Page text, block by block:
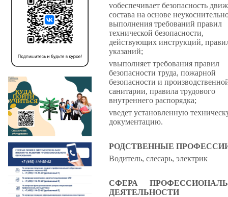
vобеспечивает безопасность
состава на основе
выполнения требований правил
технической безопасности,
действующих инструкций,
указаний;
vвыполняет требования правил
безопасности труда, пожарной
безопасности и
санитарии, правила трудового
внутреннего распорядка;
vведет установленную
документацию.
РОДСТВЕННЫЕ
Водитель, слесарь, электрик
СФЕРА
ДЕЯТЕЛЬНОСТИ